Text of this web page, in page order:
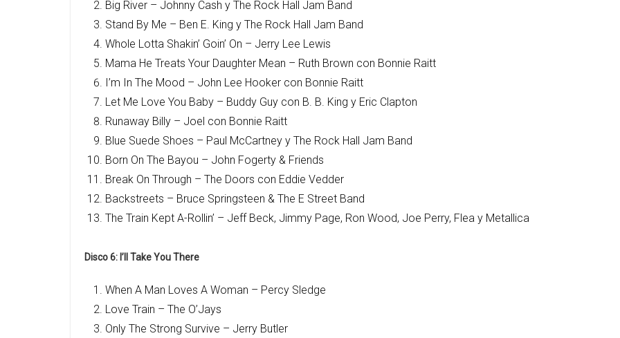
Big River – Johnny Cash y The Rock Hall Jam Band
Stand By Me – Ben E. King y The Rock Hall Jam Band
Whole Lotta Shakin’ Goin’ On – Jerry Lee Lewis
Mama He Treats Your Daughter Mean – Ruth Brown con Bonnie Raitt
I’m In The Mood – John Lee Hooker con Bonnie Raitt
Let Me Love You Baby – Buddy Guy con B. B. King y Eric Clapton
Runaway Billy – Joel con Bonnie Raitt
Blue Suede Shoes – Paul McCartney y The Rock Hall Jam Band
Born On The Bayou – John Fogerty & Friends
Break On Through – The Doors con Eddie Vedder
Backstreets – Bruce Springsteen & The E Street Band
The Train Kept A-Rollin’ – Jeff Beck, Jimmy Page, Ron Wood, Joe Perry, Flea y Metallica
Disco 6: I’ll Take You There
When A Man Loves A Woman – Percy Sledge
Love Train – The O’Jays
Only The Strong Survive – Jerry Butler